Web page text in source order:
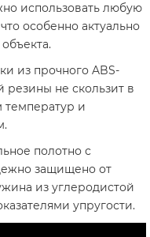
использовать любую
особенно актуально
из прочного ABS-
резины не скользит в
температур и
полотно с
защищено от
из углеродистой
упругости.